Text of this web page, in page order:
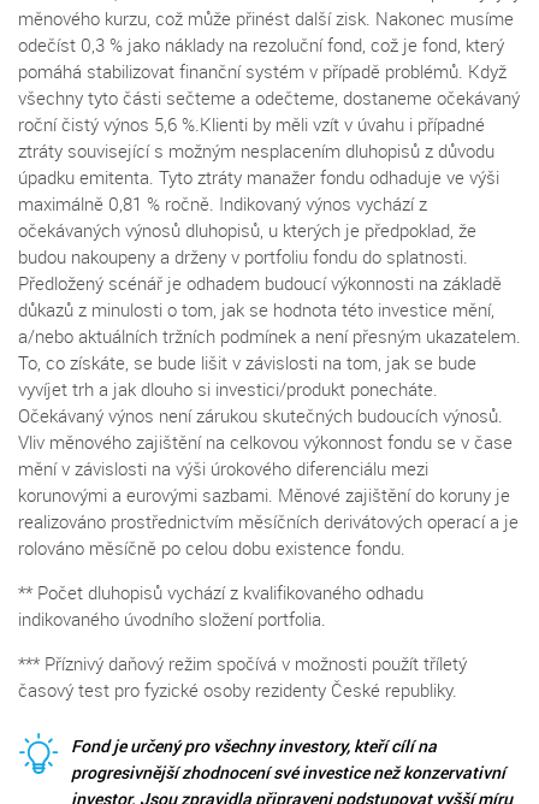
měnového kurzu, což může přinést další zisk. Nakonec musíme
odečíst 0,3 % jako náklady na rezoluční fond, což je fond, který
pomáhá stabilizovat finanční systém v případě problémů. Když
všechny tyto části sečteme a odečteme, dostaneme očekávaný
roční čistý výnos 5,6 %.Klienti by měli vzít v úvahu i případné
ztráty související s možným nesplacením dluhopisů z důvodu
úpadku emitenta. Tyto ztráty manažer fondu odhaduje ve výši
maximálně 0,81 % ročně. Indikovaný výnos vychází z
očekávaných výnosů dluhopisů, u kterých je předpoklad, že
budou nakoupeny a drženy v portfoliu fondu do splatnosti.
Předložený scénář je odhadem budoucí výkonnosti na základě
důkazů z minulosti o tom, jak se hodnota této investice mění,
a/nebo aktuálních tržních podmínek a není přesným ukazatelem.
To, co získáte, se bude lišit v závislosti na tom, jak se bude
vyvíjet trh a jak dlouho si investici/produkt ponecháte.
Očekávaný výnos není zárukou skutečných budoucích výnosů.
Vliv měnového zajištění na celkovou výkonnost fondu se v čase
mění v závislosti na výši úrokového diferenciálu mezi
korunovými a eurovými sazbami. Měnové zajištění do koruny je
realizováno prostřednictvím měsíčních derivátových operací a je
rolováno měsíčně po celou dobu existence fondu.
** Počet dluhopisů vychází z kvalifikovaného odhadu
indikovaného úvodního složení portfolia.
*** Příznivý daňový režim spočívá v možnosti použít tříletý
časový test pro fyzické osoby rezidenty České republiky.
Fond je určený pro všechny investory, kteří cílí na
progresivnější zhodnocení své investice než konzervativní
investor. Jsou zpravidla připraveni podstupovat vyšší míru